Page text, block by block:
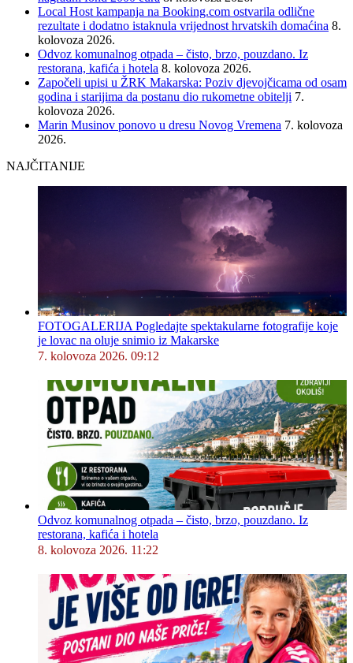
Local Host kampanja na Booking.com ostvarila odlične
rezultate i dodatno istaknula vrijednost hrvatskih domaćina 8.
kolovoza 2026.
Odvoz komunalnog otpada – čisto, brzo, pouzdano. Iz
restorana, kafića i hotela 8. kolovoza 2026.
Započeli upisi u ŽRK Makarska: Poziv djevojčicama od osam
godina i starijima da postanu dio rukometne obitelji 7.
kolovoza 2026.
Marin Musinov ponovo u dresu Novog Vremena 7. kolovoza
2026.
NAJČITANIJE
FOTOGALERIJA Pogledajte spektakularne fotografije koje
je lovac na oluje snimio iz Makarske
7. kolovoza 2026. 09:12
Odvoz komunalnog otpada – čisto, brzo, pouzdano. Iz
restorana, kafića i hotela
8. kolovoza 2026. 11:22